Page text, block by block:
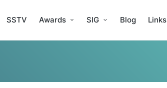
SSTV Awards SIG Blog Links